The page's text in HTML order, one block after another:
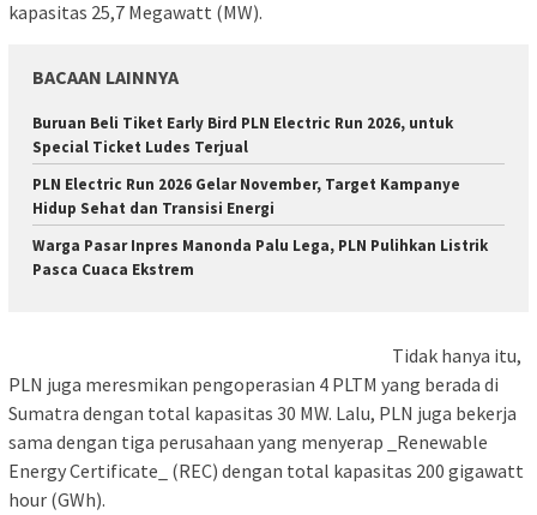
kapasitas 25,7 Megawatt (MW).
BACAAN LAINNYA
Buruan Beli Tiket Early Bird PLN Electric Run 2026, untuk
Special Ticket Ludes Terjual
PLN Electric Run 2026 Gelar November, Target Kampanye
Hidup Sehat dan Transisi Energi
Warga Pasar Inpres Manonda Palu Lega, PLN Pulihkan Listrik
Pasca Cuaca Ekstrem
Tidak hanya itu,
PLN juga meresmikan pengoperasian 4 PLTM yang berada di
Sumatra dengan total kapasitas 30 MW. Lalu, PLN juga bekerja
sama dengan tiga perusahaan yang menyerap _Renewable
Energy Certificate_ (REC) dengan total kapasitas 200 gigawatt
hour (GWh).